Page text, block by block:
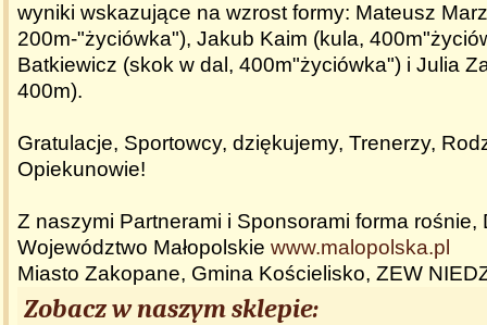
wyniki wskazujące na wzrost formy: Mateusz
200m-"życiówka"), Jakub Kaim (kula,
Batkiewicz (skok w dal, 400m"życiówka") i Julia
400m).
Gratulacje, Sportowcy, dziękujemy, Trenerzy,
Opiekunowie!
Z naszymi Partnerami i Sponsorami forma rośnie,
Województwo Małopolskie www.malopolska.pl
Miasto Zakopane, Gmina Kościelisko, ZEW
Zobacz w naszym sklepie: